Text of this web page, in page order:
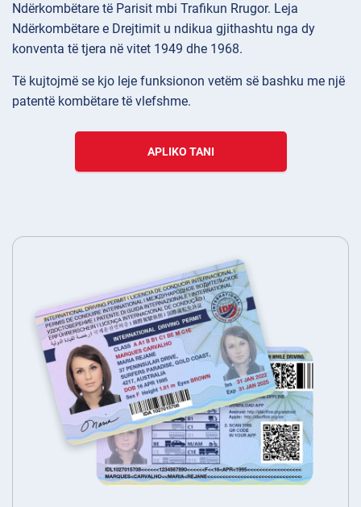
Ndërkombëtare të Parisit mbi Trafikun Rrugor. Leja
Ndërkombëtare e Drejtimit u ndikua gjithashtu nga dy
konventa të tjera në vitet 1949 dhe 1968.
Të kujtojmë se kjo leje funksionon vetëm së bashku me një
patentë kombëtare të vlefshme.
APLIKO TANI